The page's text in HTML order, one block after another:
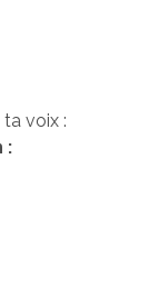
voix :
: